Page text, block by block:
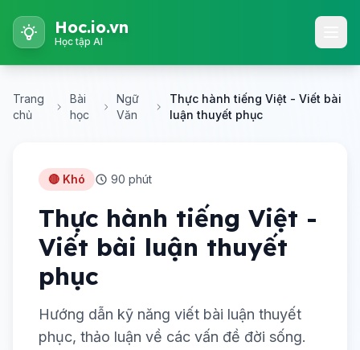
Hoc.io.vn
Học tập AI
Trang
chủ
Bài
học
Ngữ
Văn
Thực hành tiếng Việt - Viết bài
luận thuyết phục
🔴 Khó 90 phút
Thực hành tiếng Việt -
Viết bài luận thuyết
phục
Hướng dẫn kỹ năng viết bài luận thuyết
phục, thảo luận về các vấn đề đời sống.